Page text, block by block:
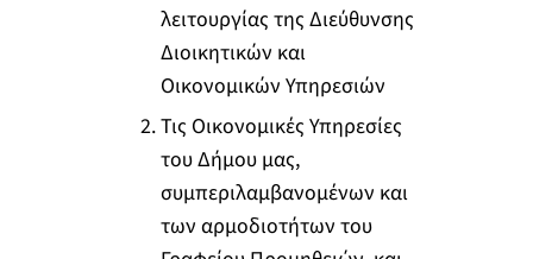
λειτουργίας της Διεύθυνσης
Διοικητικών και
Οικονομικών Υπηρεσιών
Τις Οικονομικές Υπηρεσίες
του Δήμου μας,
συμπεριλαμβανομένων και
των αρμοδιοτήτων του